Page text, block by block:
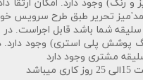
و رنگ) وجود دارد. امکان
تحریر طبق طرح سرویس
شما باشد قابل اجراست. در
پلی استری) وجود دارد.
مشتری وجود دارد